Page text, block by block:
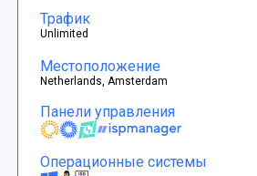
Трафик
Unlimited
Местоположение
Netherlands, Amsterdam
Панели управления
Операционные системы